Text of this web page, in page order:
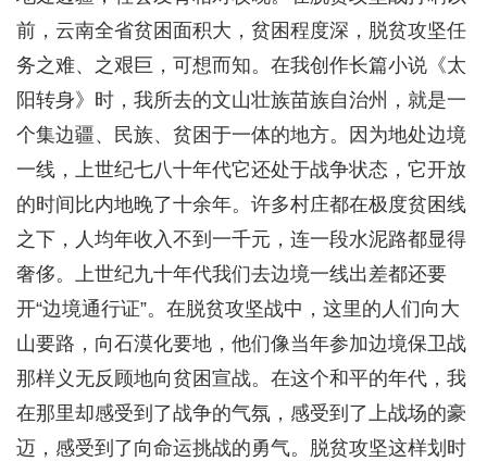
前，云南全省贫困面积大，贫困程度深，脱贫攻坚任
务之难、之艰巨，可想而知。在我创作长篇小说《太
阳转身》时，我所去的文山壮族苗族自治州，就是一
个集边疆、民族、贫困于一体的地方。因为地处边境
一线，上世纪七八十年代它还处于战争状态，它开放
的时间比内地晚了十余年。许多村庄都在极度贫困线
之下，人均年收入不到一千元，连一段水泥路都显得
奢侈。上世纪九十年代我们去边境一线出差都还要
开“边境通行证”。在脱贫攻坚战中，这里的人们向大
山要路，向石漠化要地，他们像当年参加边境保卫战
那样义无反顾地向贫困宣战。在这个和平的年代，我
在那里却感受到了战争的气氛，感受到了上战场的豪
迈，感受到了向命运挑战的勇气。脱贫攻坚这样划时